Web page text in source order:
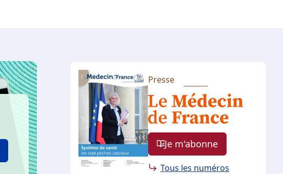
Presse
Je m'abonne
Tous les numéros